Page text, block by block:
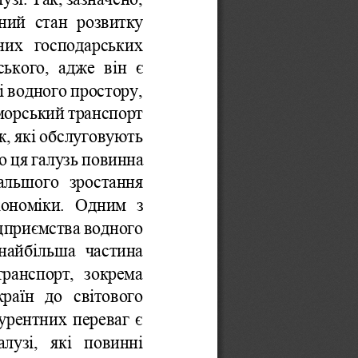
стан розвитку
господарських
, адже він є
водногопростору,
транспорт
, які обслуговують
цягалузьповинна
зростання
. Одним з
водного
частина
, зокрема
до світового
переваг є
які
повинні